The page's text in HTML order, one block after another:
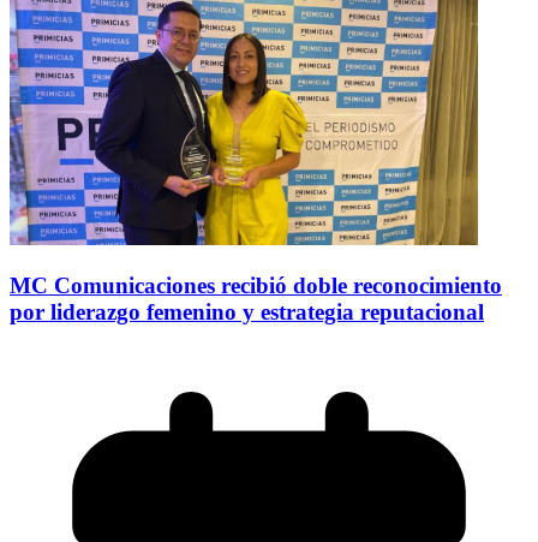
MC Comunicaciones recibió doble reconocimiento
por liderazgo femenino y estrategia reputacional